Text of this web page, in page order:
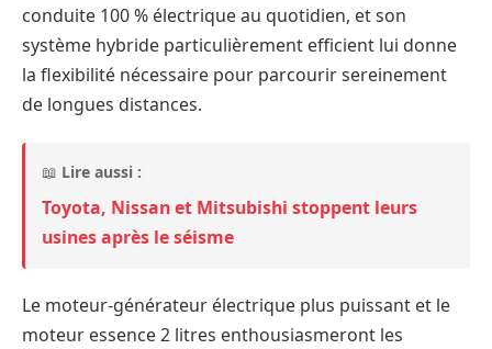
conduite 100 % électrique au quotidien, et son
système hybride particulièrement efficient lui donne
la flexibilité nécessaire pour parcourir sereinement
de longues distances.
📖 Lire aussi :
Toyota, Nissan et Mitsubishi stoppent leurs
usines après le séisme
Le moteur-générateur électrique plus puissant et le
moteur essence 2 litres enthousiasmeront les